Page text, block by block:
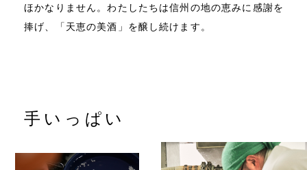
ほかなりません。わたしたちは信州の地の恵みに感謝を
捧げ、「天恵の美酒」を醸し続けます。
手いっぱい